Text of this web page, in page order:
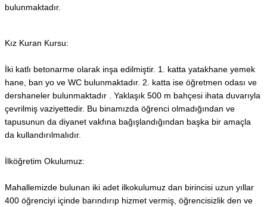
bulunmaktadır.
Kız Kuran Kursu:
İki katlı betonarme olarak inşa edilmiştir. 1. katta yatakhane yemek
hane, ban yo ve WC bulunmaktadır. 2. katta ise öğretmen odası ve
dershaneler bulunmaktadır . Yaklaşık 500 m bahçesi ihata duvarıyla
çevrilmiş vaziyettedir. Bu binamızda öğrenci olmadığından ve
tapusunun da diyanet vakfına bağışlandığından başka bir amaçla
da kullandırılmalıdır.
İlköğretim Okulumuz:
Mahallemizde bulunan iki adet ilkokulumuz dan birincisi uzun yıllar
400 öğrenciyi içinde barındırıp hizmet vermiş, öğrencisizlik den ve